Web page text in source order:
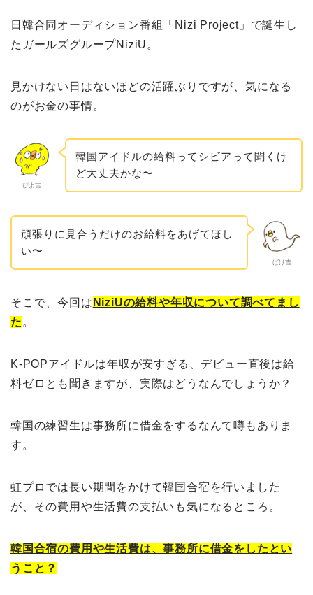
日韓合同オーディション番組「Nizi Project」で誕生し
たガールズグループNiziU。
見かけない日はないほどの活躍ぶりですが、気になる
のがお金の事情。
ぴよ吉
韓国アイドルの給料ってシビアって聞くけ
ど大丈夫かな〜
ばけ吉
頑張りに見合うだけのお給料をあげてほし
い〜
そこで、今回は NiziUの給料や年収について調べてまし
た 。
K-POPアイドルは年収が安すぎる、デビュー直後は給
料ゼロとも聞きますが、実際はどうなんでしょうか？
韓国の練習生は事務所に借金をするなんて噂もありま
す。
虹プロでは長い期間をかけて韓国合宿を行いました
が、その費用や生活費の支払いも気になるところ。
韓国合宿の費用や生活費は、事務所に借金をしたとい
うこと？